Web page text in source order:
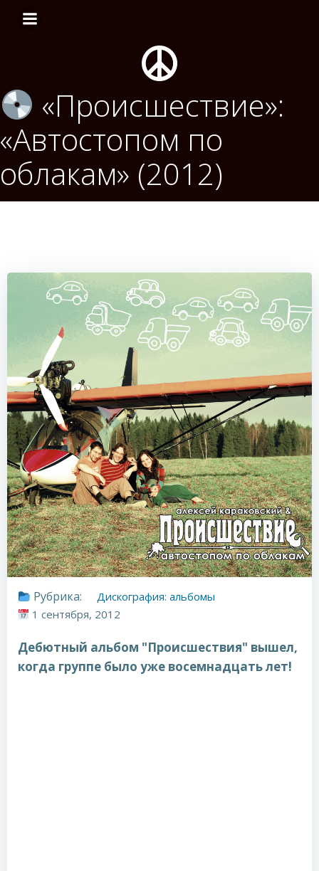
содержимому
«Происшествие»:
«Автостопом по
облакам» (2012)
Рубрика:
Дискография: альбомы
1 сентября, 2012
Дебютный альбом "Происшествия" вышел,
когда группе было уже восемнадцать лет!